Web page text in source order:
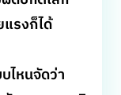
รงก็ได้
ไหนจัดว่า